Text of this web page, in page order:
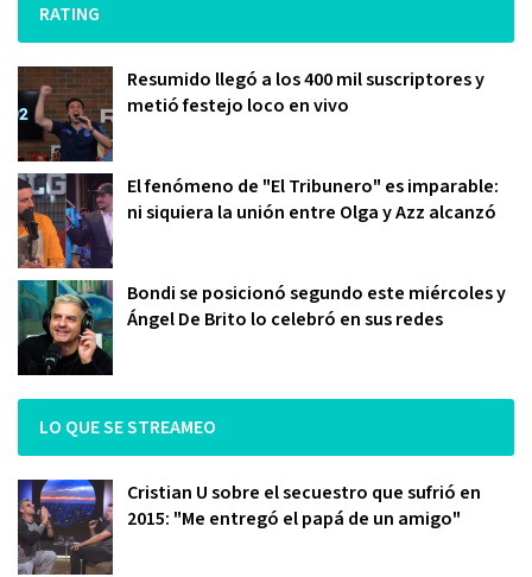
RATING
Resumido llegó a los 400 mil suscriptores y
metió festejo loco en vivo
El fenómeno de "El Tribunero" es imparable:
ni siquiera la unión entre Olga y Azz alcanzó
Bondi se posicionó segundo este miércoles y
Ángel De Brito lo celebró en sus redes
LO QUE SE STREAMEO
Cristian U sobre el secuestro que sufrió en
2015: "Me entregó el papá de un amigo"